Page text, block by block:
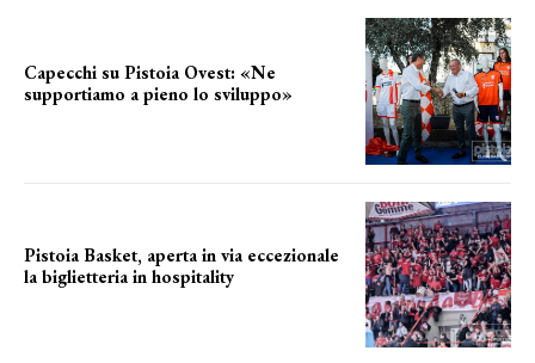
Capecchi su Pistoia Ovest: «Ne
supportiamo a pieno lo sviluppo»
Pistoia Basket, aperta in via eccezionale
la biglietteria in hospitality